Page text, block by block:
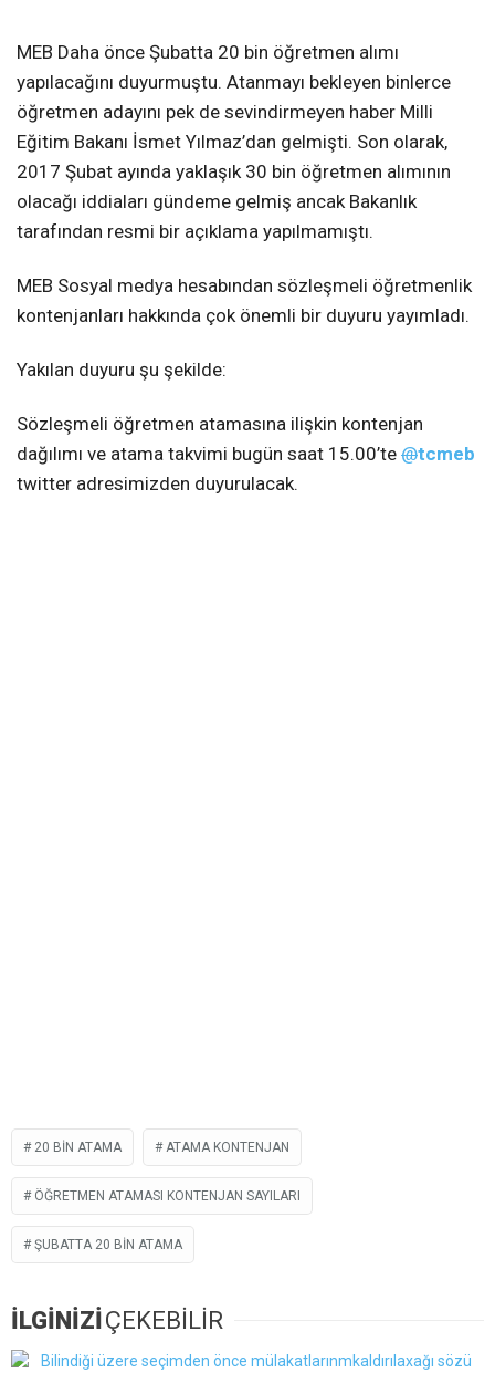
MEB Daha önce Şubatta 20 bin öğretmen alımı
yapılacağını duyurmuştu. Atanmayı bekleyen binlerce
öğretmen adayını pek de sevindirmeyen haber Milli
Eğitim Bakanı İsmet Yılmaz’dan gelmişti. Son olarak,
2017 Şubat ayında yaklaşık 30 bin öğretmen alımının
olacağı iddiaları gündeme gelmiş ancak Bakanlık
tarafından resmi bir açıklama yapılmamıştı.
MEB Sosyal medya hesabından sözleşmeli öğretmenlik
kontenjanları hakkında çok önemli bir duyuru yayımladı.
Yakılan duyuru şu şekilde:
Sözleşmeli öğretmen atamasına ilişkin kontenjan
dağılımı ve atama takvimi bugün saat 15.00’te @tcmeb
twitter adresimizden duyurulacak.
20 BIN ATAMA ATAMA KONTENJAN
ÖĞRETMEN ATAMASI KONTENJAN SAYILARI
ŞUBATTA 20 BIN ATAMA
İLGİNİZİ ÇEKEBİLİR